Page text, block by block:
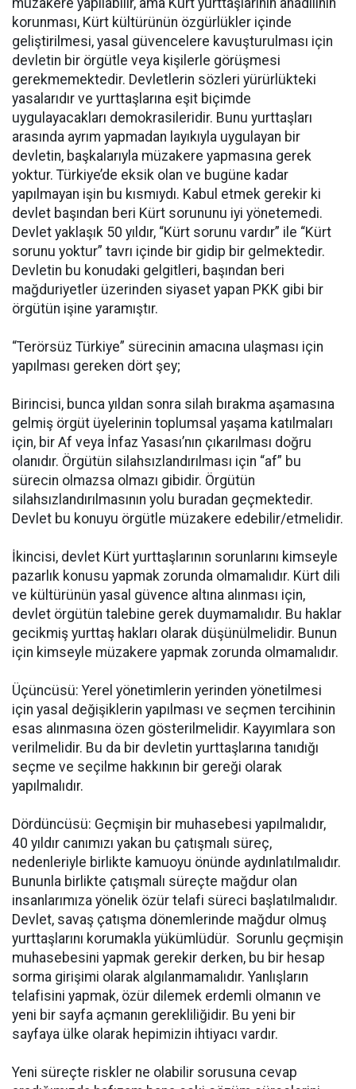
korunması, Kürt kültürünün özgürlükler içinde
geliştirilmesi, yasal güvencelere kavuşturulması için
devletin bir örgütle veya kişilerle görüşmesi
gerekmemektedir. Devletlerin sözleri yürürlükteki
yasalarıdır ve yurttaşlarına eşit biçimde
uygulayacakları demokrasileridir. Bunu yurttaşları
arasında ayrım yapmadan layıkıyla uygulayan bir
devletin, başkalarıyla müzakere yapmasına gerek
yoktur. Türkiye’de eksik olan ve bugüne kadar
yapılmayan işin bu kısmıydı. Kabul etmek gerekir ki
devlet başından beri Kürt sorununu iyi yönetemedi.
Devlet yaklaşık 50 yıldır, “Kürt sorunu vardır” ile “Kürt
sorunu yoktur” tavrı içinde bir gidip bir gelmektedir.
Devletin bu konudaki gelgitleri, başından beri
mağduriyetler üzerinden siyaset yapan PKK gibi bir
örgütün işine yaramıştır.
“Terörsüz Türkiye” sürecinin amacına ulaşması için
yapılması gereken dört şey;
Birincisi, bunca yıldan sonra silah bırakma aşamasına
gelmiş örgüt üyelerinin toplumsal yaşama katılmaları
için, bir Af veya İnfaz Yasası’nın çıkarılması doğru
olanıdır. Örgütün silahsızlandırılması için “af” bu
sürecin olmazsa olmazı gibidir. Örgütün
silahsızlandırılmasının yolu buradan geçmektedir.
Devlet bu konuyu örgütle müzakere edebilir/etmelidir.
İkincisi, devlet Kürt yurttaşlarının sorunlarını kimseyle
pazarlık konusu yapmak zorunda olmamalıdır. Kürt dili
ve kültürünün yasal güvence altına alınması için,
devlet örgütün talebine gerek duymamalıdır. Bu haklar
gecikmiş yurttaş hakları olarak düşünülmelidir. Bunun
için kimseyle müzakere yapmak zorunda olmamalıdır.
Üçüncüsü: Yerel yönetimlerin yerinden yönetilmesi
için yasal değişiklerin yapılması ve seçmen tercihinin
esas alınmasına özen gösterilmelidir. Kayyımlara son
verilmelidir. Bu da bir devletin yurttaşlarına tanıdığı
seçme ve seçilme hakkının bir gereği olarak
yapılmalıdır.
Dördüncüsü: Geçmişin bir muhasebesi yapılmalıdır,
40 yıldır canımızı yakan bu çatışmalı süreç,
nedenleriyle birlikte kamuoyu önünde aydınlatılmalıdır.
Bununla birlikte çatışmalı süreçte mağdur olan
insanlarımıza yönelik özür telafi süreci başlatılmalıdır.
Devlet, savaş çatışma dönemlerinde mağdur olmuş
yurttaşlarını korumakla yükümlüdür. Sorunlu geçmişin
muhasebesini yapmak gerekir derken, bu bir hesap
sorma girişimi olarak algılanmamalıdır. Yanlışların
telafisini yapmak, özür dilemek erdemli olmanın ve
yeni bir sayfa açmanın gerekliliğidir. Bu yeni bir
sayfaya ülke olarak hepimizin ihtiyacı vardır.
Yeni süreçte riskler ne olabilir sorusuna cevap